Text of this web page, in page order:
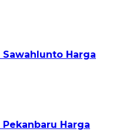
Sawahlunto Harga
Pekanbaru Harga